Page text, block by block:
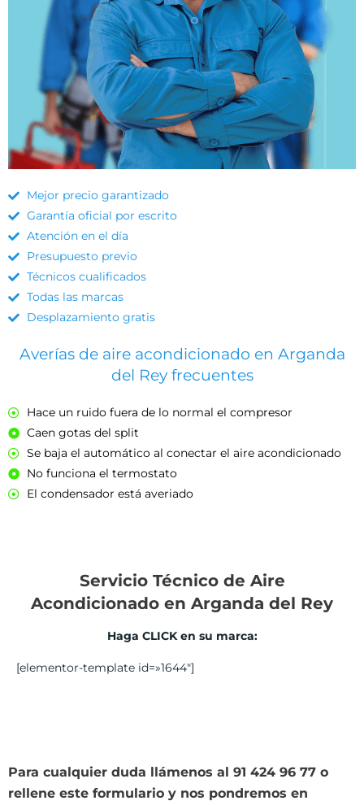
Mejor precio garantizado
Garantía oficial por escrito
Atención en el día
Presupuesto previo
Técnicos cualificados
Todas las marcas
Desplazamiento gratis
Averías de aire acondicionado en Arganda
del Rey frecuentes
Hace un ruido fuera de lo normal el compresor
Caen gotas del split
Se baja el automático al conectar el aire acondicionado
No funciona el termostato
El condensador está averiado
Servicio Técnico de Aire
Acondicionado en Arganda del Rey
Haga CLICK en su marca:
[elementor-template id=»1644″]
Para cualquier duda llámenos al 91 424 96 77 o
rellene este formulario y nos pondremos en